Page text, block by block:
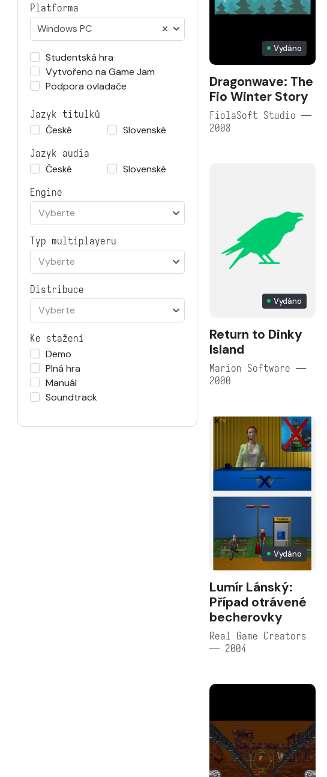
Platforma
Windows PC
Studentská hra
Vytvořeno na Game Jam
Podpora ovladače
Jazyk titulků
České
Slovenské
Jazyk audia
České
Slovenské
Engine
Vyberte
Typ multiplayeru
Vyberte
Distribuce
Vyberte
Ke stažení
Demo
Plná hra
Manuál
Soundtrack
Vydáno
Dragonwave: The
Fio Winter Story
FiolaSoft Studio —
2008
Vydáno
Return to Dinky
Island
Marion Software —
2000
Vydáno
Lumír Lánský:
Případ otrávené
becherovky
Real Game Creators
— 2004